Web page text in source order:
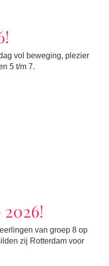
vol beweging, plezier
5 t/m 7.
van groep 8 op
zij Rotterdam voor